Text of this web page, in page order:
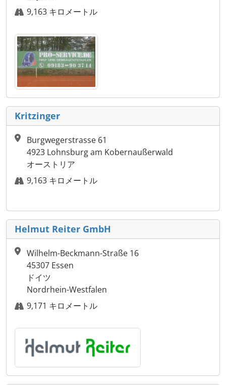
9,163 キロメートル
Kritzinger
Burgwegerstrasse 61
4923 Lohnsburg am Kobernaußerwald
オーストリア
9,163 キロメートル
Helmut Reiter GmbH
Wilhelm-Beckmann-Straße 16
45307 Essen
ドイツ
Nordrhein-Westfalen
9,171 キロメートル